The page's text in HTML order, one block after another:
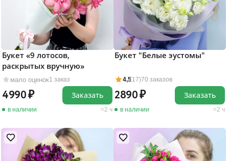
мало оценок1 заказ
Букет «9 лотосов,
раскрытых вручную»
4990
в наличии 2 ч
Заказать
4,5(17)70 заказов
Букет "Белые эустомы"
2890
в наличии 2 ч
Заказать